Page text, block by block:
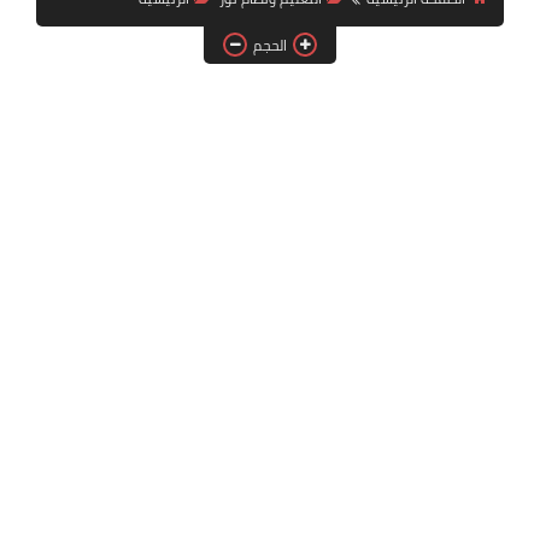
وظائف عسكرية
الحجم